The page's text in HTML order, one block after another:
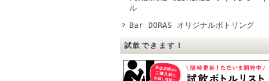
ル
Bar DORAS オリジナルボトリング
試飲できます！